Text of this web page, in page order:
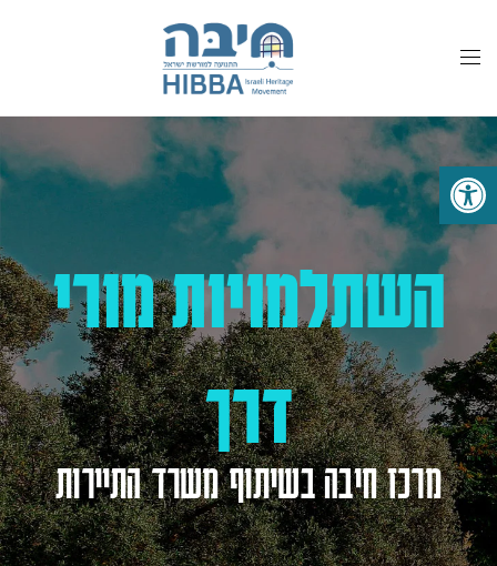
השתלמויות מורי
דרך
מרכז חיבה בשיתוף משרד התיירות
פתח סרגל נגישות